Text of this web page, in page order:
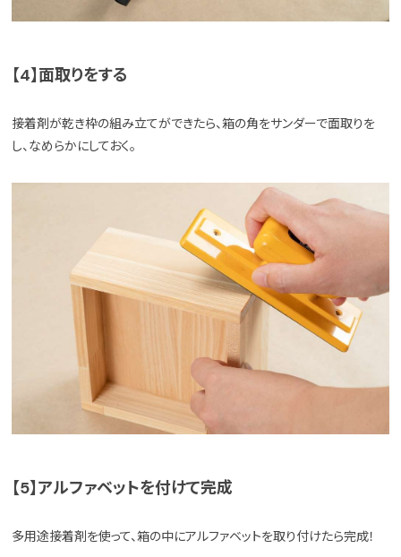
【4】面取りをする
接着剤が乾き枠の組み立てができたら、箱の角をサンダーで面取りを
し、なめらかにしておく。
【5】アルファベットを付けて完成
多用途接着剤を使って、箱の中にアルファベットを取り付けたら完成！